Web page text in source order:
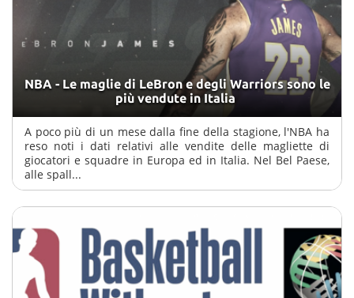
NBA - Le maglie di LeBron e degli Warriors sono le
più vendute in Italia
A poco più di un mese dalla fine della stagione, l'NBA ha
reso noti i dati relativi alle vendite delle magliette di
giocatori e squadre in Europa ed in Italia. Nel Bel Paese,
alle spall...